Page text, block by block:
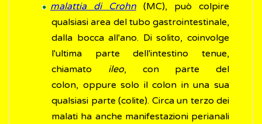
malattia di Crohn (MC), può colpire
qualsiasi area del tubo gastrointestinale,
dalla bocca all'ano. Di solito, coinvolge
l'ultima parte dell'intestino tenue,
chiamato ileo, con parte del
colon, oppure solo il colon in una sua
qualsiasi parte (colite). Circa un terzo dei
malati ha anche manifestazioni perianali